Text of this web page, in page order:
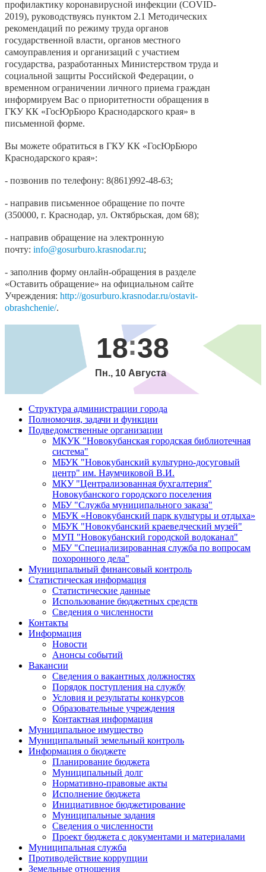
профилактику коронавирусной инфекции (COVID-
2019), руководствуясь пунктом 2.1 Методических
рекомендаций по режиму труда органов
государственной власти, органов местного
самоуправления и организаций с участием
государства, разработанных Министерством труда и
социальной защиты Российской Федерации, о
временном ограничении личного приема граждан
информируем Вас о приоритетности обращения в
ГКУ КК «ГосЮрБюро Краснодарского края» в
письменной форме.
Вы можете обратиться в ГКУ КК «ГосЮрБюро
Краснодарского края»:
- позвонив по телефону: 8(861)992-48-63;
- направив письменное обращение по почте
(350000, г. Краснодар, ул. Октябрьская, дом 68);
- направив обращение на электронную
почту: info@gosurburo.krasnodar.ru;
- заполнив форму онлайн-обращения в разделе
«Оставить обращение» на официальном сайте
Учреждения: http://gosurburo.krasnodar.ru/ostavit-
obrashchenie/.
18 38
Пн., 10 Августа
Структура администрации города
Полномочия, задачи и функции
Подведомственные организации
МКУК "Новокубанская городская библиотечная
система"
МБУК "Новокубанский культурно-досуговый
центр" им. Наумчиковой В.И.
МКУ "Централизованная бухгалтерия"
Новокубанского городского поселения
МБУ "Служба муниципального заказа"
МБУК «Новокубанский парк культуры и отдыха»
МБУК "Новокубанский краеведческий музей"
МУП "Новокубанский городской водоканал"
МБУ "Специализированная служба по вопросам
похоронного дела"
Муниципальный финансовый контроль
Статистическая информация
Статистические данные
Использование бюджетных средств
Сведения о численности
Контакты
Информация
Новости
Анонсы событий
Вакансии
Сведения о вакантных должностях
Порядок поступления на службу
Условия и результаты конкурсов
Образовательные учреждения
Контактная информация
Муниципальное имущество
Муниципальный земельный контроль
Информация о бюджете
Планирование бюджета
Муниципальный долг
Нормативно-правовые акты
Исполнение бюджета
Инициативное бюджетирование
Муниципальные задания
Сведения о численности
Проект бюджета с документами и материалами
Муниципальная служба
Противодействие коррупции
Земельные отношения